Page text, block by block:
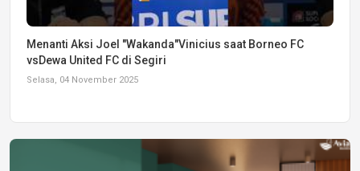
Menanti Aksi Joel "Wakanda"Vinicius saat Borneo FC
vsDewa United FC di Segiri
Selasa, 04 November 2025